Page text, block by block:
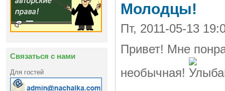
Связаться с нами
Для гостей
Молодцы!
Пт, 2011-05-13
Привет! Мне
необычная!